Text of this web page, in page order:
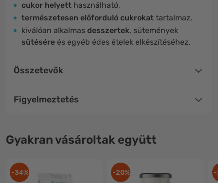
cukor helyett használható,
természetesen előforduló cukrokat tartalmaz,
kiválóan alkalmas desszertek, sütemények
sütésére és egyéb édes ételek elkészítéséhez.
Összetevők
Figyelmeztetés
Gyakran vásároltak együtt
-34% -20% -